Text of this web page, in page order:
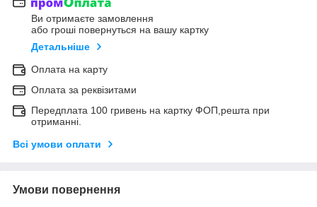
Ви отримаєте замовлення
або гроші повернуться на вашу картку
Детальніше
Оплата на карту
Оплата за реквізитами
Передплата 100 гривень на картку ФОП,решта при
отриманні.
Всі умови оплати
Умови повернення